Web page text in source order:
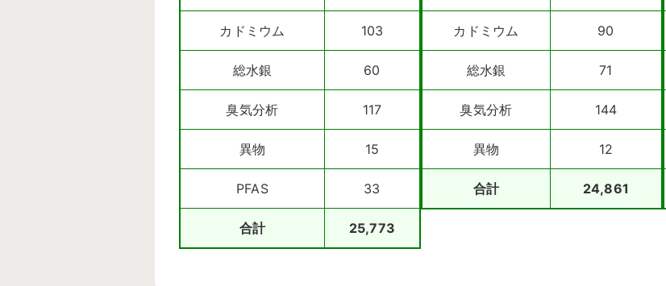
カドミウム 103
総水銀 60
臭気分析 117
異物 15
PFAS 33
合計 25,773
カドミウム 90
総水銀 71
臭気分析 144
異物 12
合計 24,861